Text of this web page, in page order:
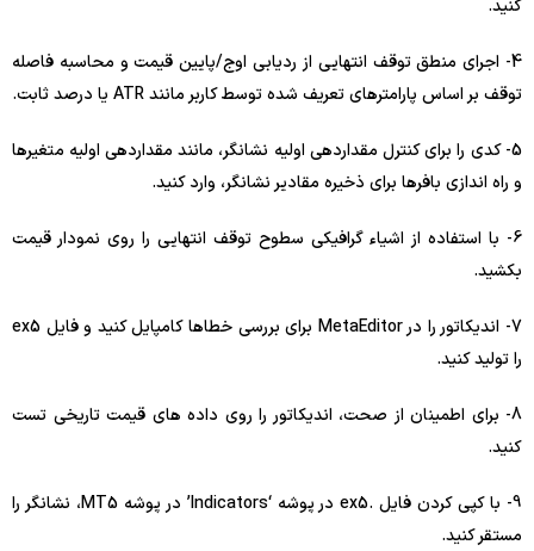
کنید.
4- اجرای منطق توقف انتهایی از ردیابی اوج/پایین قیمت و محاسبه فاصله
توقف بر اساس پارامترهای تعریف شده توسط کاربر مانند ATR یا درصد ثابت.
5- کدی را برای کنترل مقداردهی اولیه نشانگر، مانند مقداردهی اولیه متغیرها
و راه اندازی بافرها برای ذخیره مقادیر نشانگر، وارد کنید.
6- با استفاده از اشیاء گرافیکی سطوح توقف انتهایی را روی نمودار قیمت
بکشید.
7- اندیکاتور را در MetaEditor برای بررسی خطاها کامپایل کنید و فایل ex5
را تولید کنید.
8- برای اطمینان از صحت، اندیکاتور را روی داده های قیمت تاریخی تست
کنید.
9- با کپی کردن فایل .ex5 در پوشه ‘Indicators’ در پوشه MT5، نشانگر را
مستقر کنید.